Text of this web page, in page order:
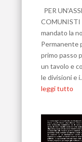
PER
COMUNISTI
mandato la
Permanente
primo passo
un tavolo e
le divisioni e
leggi tutto